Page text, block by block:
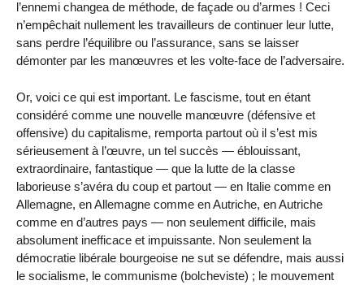
l’ennemi changea de méthode, de façade ou d’armes ! Ceci
n’empêchait nullement les travailleurs de continuer leur lutte,
sans perdre l’équilibre ou l’assurance, sans se laisser
démonter par les manœuvres et les volte-face de l’adversaire.
Or, voici ce qui est important. Le fascisme, tout en étant
considéré comme une nouvelle manœuvre (défensive et
offensive) du capitalisme, remporta partout où il s’est mis
sérieusement à l’œuvre, un tel succès — éblouissant,
extraordinaire, fantastique — que la lutte de la classe
laborieuse s’avéra du coup et partout — en Italie comme en
Allemagne, en Allemagne comme en Autriche, en Autriche
comme en d’autres pays — non seulement difficile, mais
absolument inefficace et impuissante. Non seulement la
démocratie libérale bourgeoise ne sut se défendre, mais aussi
le socialisme, le communisme (bolcheviste) ; le mouvement